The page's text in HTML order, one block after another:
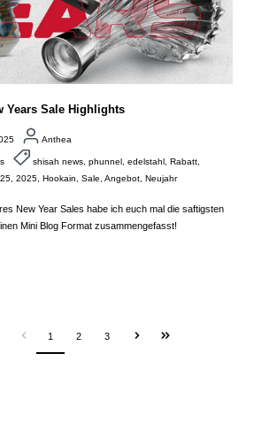
Years Sale Highlights
Anthea
shisah news, phunnel, edelstahl, Rabatt,
2025 Hookain Sale Angebot Neujahr
New Year Sales habe ich euch mal die saftigsten
Mini Blog Format zusammengefasst!
1 2 3